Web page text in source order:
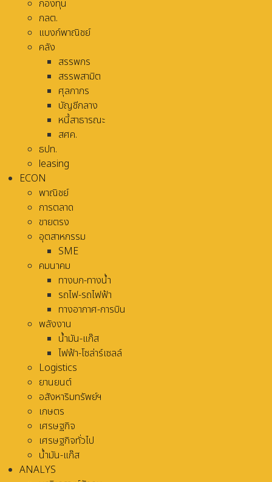
กองทุน
กลต.
แบงก์พาณิชย์
คลัง
สรรพกร
สรรพสามิต
ศุลกากร
บัญชีกลาง
หนี้สาธารณะ
สศค.
ธปท.
leasing
ECON
พาณิชย์
การตลาด
ขายตรง
อุตสาหกรรม
SME
คมนาคม
ทางบก-ทางน้ำ
รถไฟ-รถไฟฟ้า
ทางอากาศ-การบิน
พลังงาน
น้ำมัน-แก๊ส
ไฟฟ้า-โซล่าร์เซลล์
Logistics
ยานยนต์
อสังหาริมทรัพย์ฯ
เกษตร
เศรษฐกิจ
เศรษฐกิจทั่วไป
น้ำมัน-แก๊ส
ANALYS